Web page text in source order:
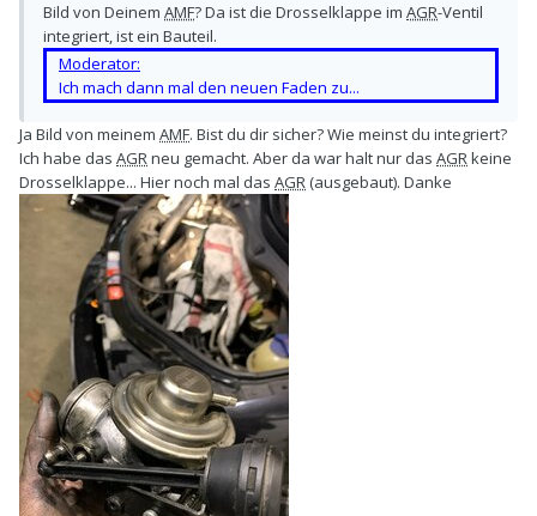
Bild von Deinem AMF? Da ist die Drosselklappe im AGR-Ventil
integriert, ist ein Bauteil.
Moderator:
Ich mach dann mal den neuen Faden zu...
Ja Bild von meinem AMF. Bist du dir sicher? Wie meinst du integriert?
Ich habe das AGRneu gemacht. Aber da war halt nur das AGRkeine
Drosselklappe... Hier noch mal das AGR (ausgebaut). Danke